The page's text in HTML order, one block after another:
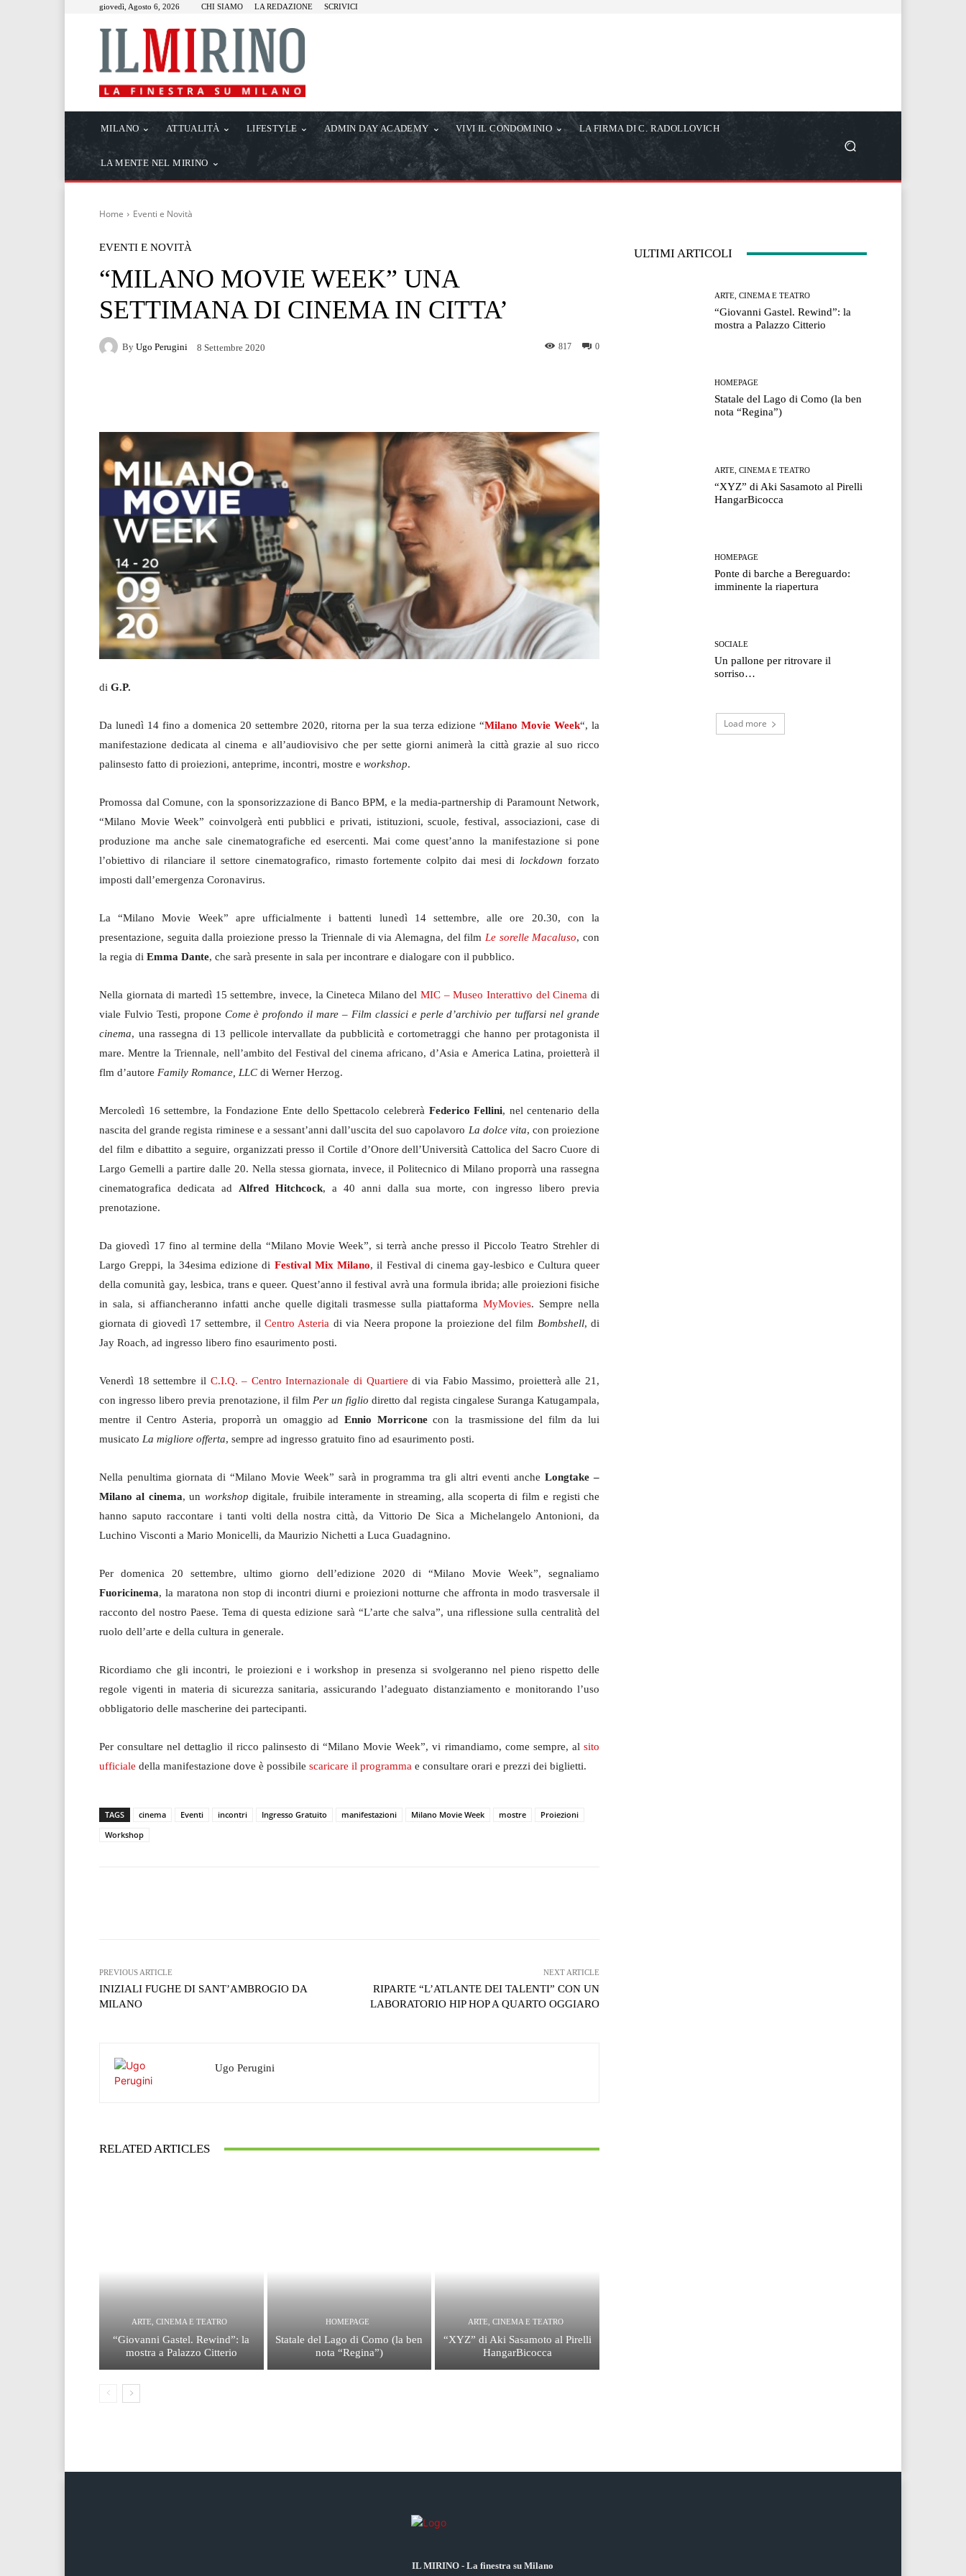
giovedì, Agosto 6, 2026 CHI SIAMO LA REDAZIONE SCRIVICI
MILANO ATTUALITÀ LIFESTYLE ADMIN DAY ACADEMY VIVI IL CONDOMINIO LA FIRMA DI C. RADOLLOVICH
LA MENTE NEL MIRINO
Home Eventi e Novità
EVENTI E NOVITÀ
“MILANO MOVIE WEEK” UNA
SETTIMANA DI CINEMA IN CITTA’
By Ugo Perugini 8 Settembre 2020 0
817
di G.P.
Da lunedì 14 fino a domenica 20 settembre 2020, ritorna per la sua terza edizione “Milano Movie Week“, la
manifestazione dedicata al cinema e all’audiovisivo che per sette giorni animerà la città grazie al suo ricco
palinsesto fatto di proiezioni, anteprime, incontri, mostre e workshop.
Promossa dal Comune, con la sponsorizzazione di Banco BPM, e la media-partnership di Paramount Network,
“Milano Movie Week” coinvolgerà enti pubblici e privati, istituzioni, scuole, festival, associazioni, case di
produzione ma anche sale cinematografiche ed esercenti. Mai come quest’anno la manifestazione si pone
l’obiettivo di rilanciare il settore cinematografico, rimasto fortemente colpito dai mesi dilockdown forzato
imposti dall’emergenza Coronavirus.
La “Milano Movie Week” apre ufficialmente i battenti lunedì 14 settembre, alle ore 20.30, con la
presentazione, seguita dalla proiezione presso la Triennale di via Alemagna, del film Le sorelle Macaluso, con
la regia di Emma Dante, che sarà presente in sala per incontrare e dialogare con il pubblico.
Nella giornata di martedì 15 settembre, invece, la Cineteca Milano delMIC – Museo Interattivo del Cinemadi
viale Fulvio Testi, propone Come è profondo il mare – Film classici e perle d’archivio per tuffarsi nel grande
cinema, una rassegna di 13 pellicole intervallate da pubblicità e cortometraggi che hanno per protagonista il
mare. Mentre la Triennale, nell’ambito del Festival del cinema africano, d’Asia e America Latina, proietterà il
flm d’autore Family Romance, LLC di Werner Herzog.
Mercoledì 16 settembre, la Fondazione Ente dello Spettacolo celebrerà Federico Fellini, nel centenario della
nascita del grande regista riminese e a sessant’anni dall’uscita del suo capolavoro La dolce vita, con proiezione
del film e dibattito a seguire, organizzati presso il Cortile d’Onore dell’Università Cattolica del Sacro Cuore di
Largo Gemelli a partire dalle 20. Nella stessa giornata, invece, il Politecnico di Milano proporrà una rassegna
cinematografica dedicata ad Alfred Hitchcock, a 40 anni dalla sua morte, con ingresso libero previa
prenotazione.
Da giovedì 17 fino al termine della “Milano Movie Week”, si terrà anche presso il Piccolo Teatro Strehler di
Largo Greppi, la 34esima edizione di Festival Mix Milano, il Festival di cinema gay-lesbico e Cultura queer
della comunità gay, lesbica, trans e queer. Quest’anno il festival avrà una formula ibrida; alle proiezioni fisiche
in sala, si affiancheranno infatti anche quelle digitali trasmesse sulla piattaformaMyMovies. Sempre nella
giornata di giovedì 17 settembre, ilCentro Asteria di via Neera propone la proiezione del film Bombshell, di
Jay Roach, ad ingresso libero fino esaurimento posti.
Venerdì 18 settembre il C.I.Q. – Centro Internazionale di Quartiere di via Fabio Massimo, proietterà alle 21,
con ingresso libero previa prenotazione, il film Per un figliodiretto dal regista cingalese Suranga Katugampala,
mentre il Centro Asteria, proporrà un omaggio ad Ennio Morriconecon la trasmissione del film da lui
musicato La migliore offerta, sempre ad ingresso gratuito fino ad esaurimento posti.
Nella penultima giornata di “Milano Movie Week” sarà in programma tra gli altri eventi ancheLongtake –
Milano al cinema, un workshop digitale, fruibile interamente in streaming, alla scoperta di film e registi che
hanno saputo raccontare i tanti volti della nostra città, da Vittorio De Sica a Michelangelo Antonioni, da
Luchino Visconti a Mario Monicelli, da Maurizio Nichetti a Luca Guadagnino.
Per domenica 20 settembre, ultimo giorno dell’edizione 2020 di “Milano Movie Week”, segnaliamo
Fuoricinema, la maratona non stop di incontri diurni e proiezioni notturne che affronta in modo trasversale il
racconto del nostro Paese. Tema di questa edizione sarà “L’arte che salva”, una riflessione sulla centralità del
ruolo dell’arte e della cultura in generale.
Ricordiamo che gli incontri, le proiezioni e i workshop in presenza si svolgeranno nel pieno rispetto delle
regole vigenti in materia di sicurezza sanitaria, assicurando l’adeguato distanziamento e monitorando l’uso
obbligatorio delle mascherine dei partecipanti.
Per consultare nel dettaglio il ricco palinsesto di “Milano Movie Week”, vi rimandiamo, come sempre, al sito
ufficiale della manifestazione dove è possibile scaricare il programma e consultare orari e prezzi dei biglietti.
TAGS cinema Eventi incontri Ingresso Gratuito manifestazioni Milano Movie Week mostre
Proiezioni
Workshop
PREVIOUS ARTICLE
INIZIALI FUGHE DI SANT’AMBROGIO DA
MILANO
NEXT ARTICLE
RIPARTE “L’ATLANTE DEI TALENTI” CON UN
LABORATORIO HIP HOP A QUARTO OGGIARO
Ugo Perugini
RELATED ARTICLES
ARTE, CINEMA E TEATRO
“Giovanni Gastel. Rewind”: la
mostra a Palazzo Citterio
HOMEPAGE
Statale del Lago di Como (la ben
nota “Regina”)
ARTE, CINEMA E TEATRO
“XYZ” di Aki Sasamoto al Pirelli
HangarBicocca
ULTIMI ARTICOLI
ARTE, CINEMA E TEATRO
“Giovanni Gastel. Rewind”: la
mostra a Palazzo Citterio
HOMEPAGE
Statale del Lago di Como (la ben
nota “Regina”)
ARTE, CINEMA E TEATRO
“XYZ” di Aki Sasamoto al Pirelli
HangarBicocca
HOMEPAGE
Ponte di barche a Bereguardo:
imminente la riapertura
SOCIALE
Un pallone per ritrovare il
sorriso…
Load more
IL MIRINO - La finestra su Milano